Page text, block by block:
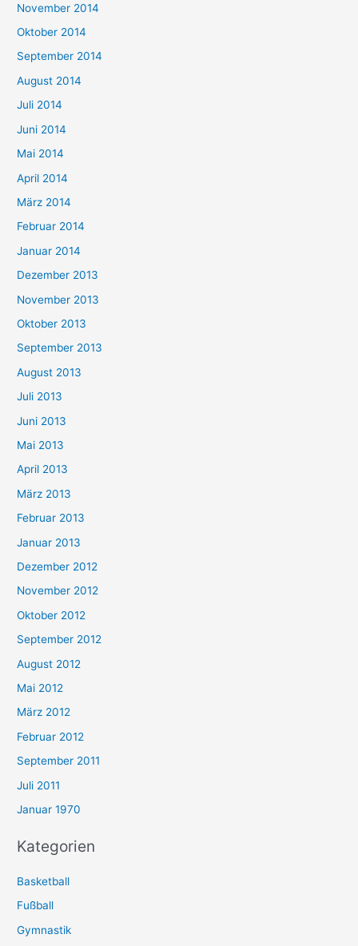
November 2014
Oktober 2014
September 2014
August 2014
Juli 2014
Juni 2014
Mai 2014
April 2014
März 2014
Februar 2014
Januar 2014
Dezember 2013
November 2013
Oktober 2013
September 2013
August 2013
Juli 2013
Juni 2013
Mai 2013
April 2013
März 2013
Februar 2013
Januar 2013
Dezember 2012
November 2012
Oktober 2012
September 2012
August 2012
Mai 2012
März 2012
Februar 2012
September 2011
Juli 2011
Januar 1970
Kategorien
Basketball
Fußball
Gymnastik